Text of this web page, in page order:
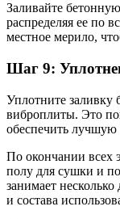
Заливайте
распределяя ее по
местное мерило,
Шаг 9:
Уплотните заливку
виброплиты. Это
обеспечить лучшую
По окончании всех
полу для сушки и
занимает
и состава